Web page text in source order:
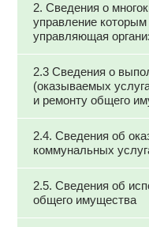
2. Сведения о
управление
управляющая
2.3 Сведения о
(оказываемых
и ремонту общего
2.4. Сведения об
коммунальных
2.5. Сведения об
общего имущества